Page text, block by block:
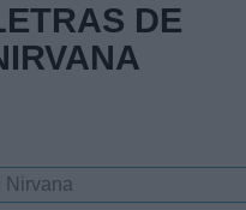
DE